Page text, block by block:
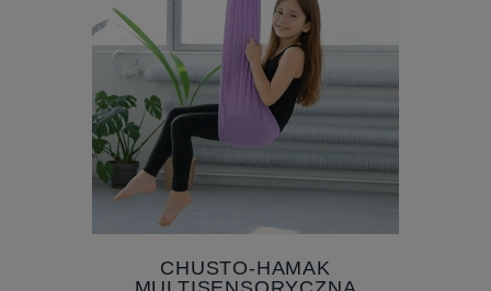
CHUSTO-HAMAK